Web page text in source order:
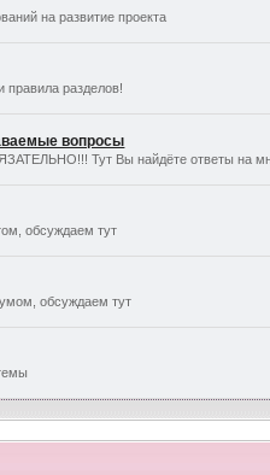
на развитие проекта
разделов!
вопросы
Тут Вы найдёте ответы на
обсуждаем тут
обсуждаем тут